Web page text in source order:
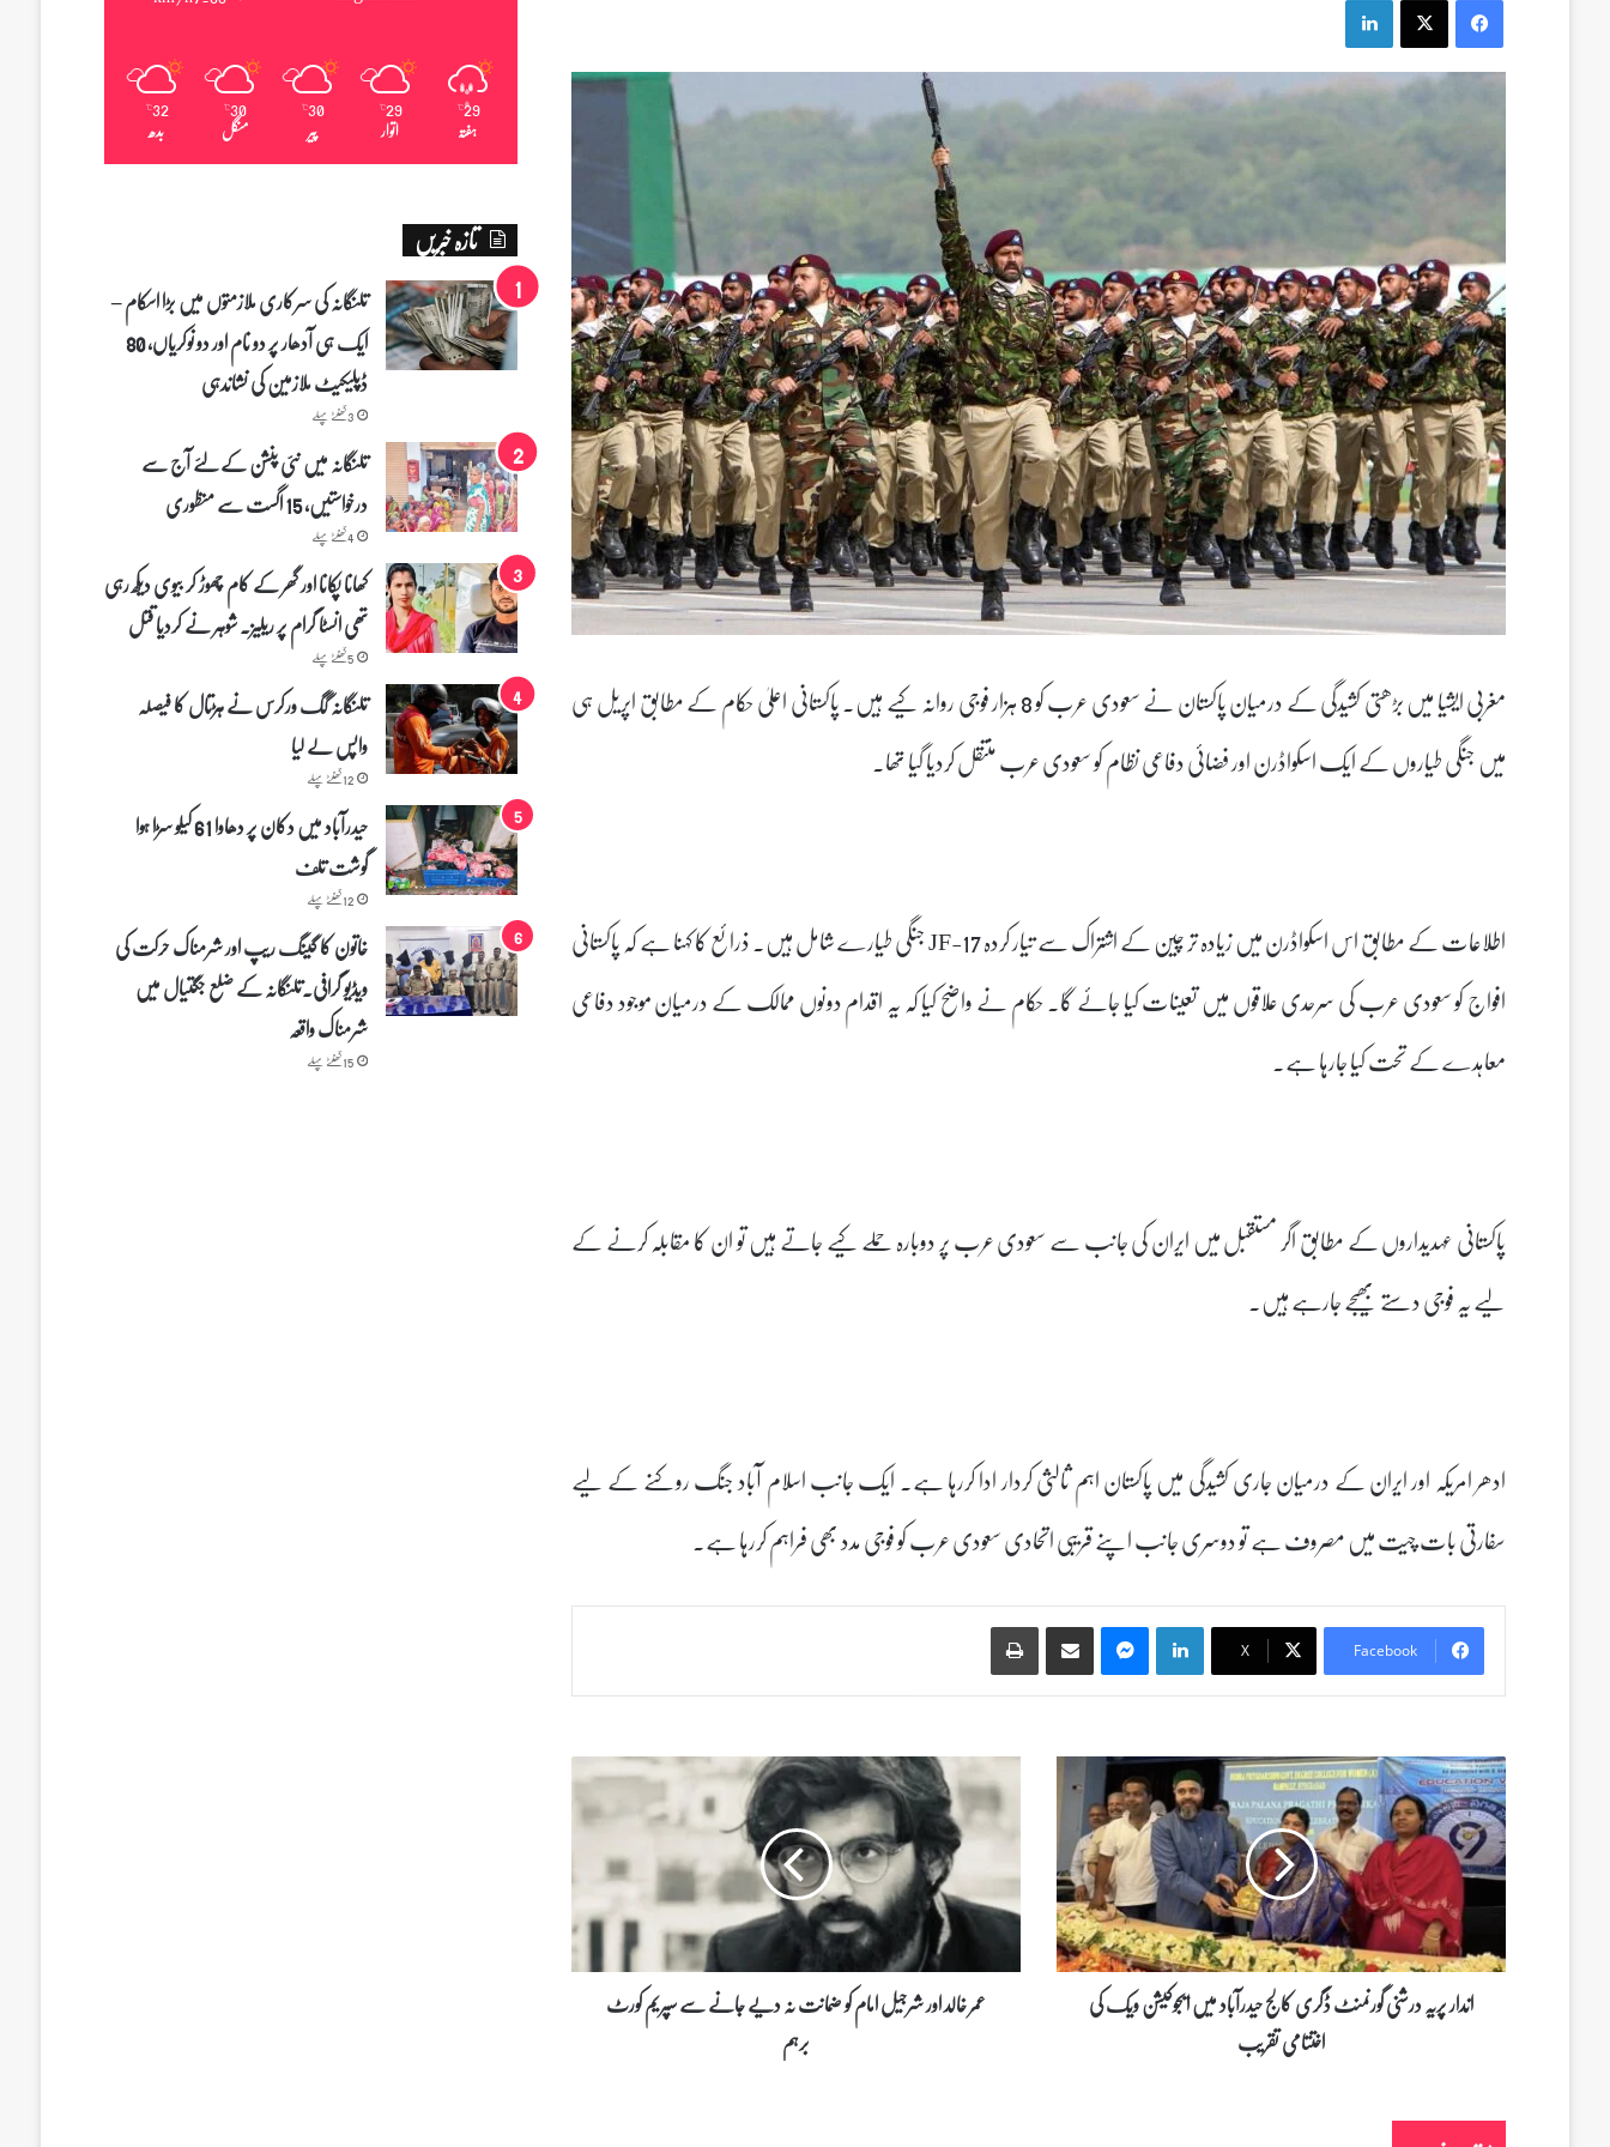
مغربی ایشیا میں بڑھتی کشیدگی کے درمیان پاکستان نے سعودی عرب کو 8 ہزار فوجی روانہ کیے ہیں۔ پاکستانی اعلیٰ حکام کے مطابق اپریل ہی
میں جنگی طیاروں کے ایک اسکواڈرن اور فضائی دفاعی نظام کو سعودی عرب منتقل کردیا گیا تھا۔
اطلاعات کے مطابق اس اسکواڈرن میں زیادہ تر چین کے اشتراک سے تیار کردہ JF-17 جنگی طیارے شامل ہیں۔ ذرائع کا کہنا ہے کہ پاکستانی
افواج کو سعودی عرب کی سرحدی علاقوں میں تعینات کیا جائے گا۔ حکام نے واضح کیا کہ یہ اقدام دونوں ممالک کے درمیان موجود دفاعی
معاہدے کے تحت کیا جارہا ہے۔
پاکستانی عہدیداروں کے مطابق اگر مستقبل میں ایران کی جانب سے سعودی عرب پر دوبارہ حملے کیے جاتے ہیں تو ان کا مقابلہ کرنے کے
لیے یہ فوجی دستے بھیجے جارہے ہیں۔
ادھر امریکہ اور ایران کے درمیان جاری کشیدگی میں پاکستان اہم ثالثی کردار ادا کررہا ہے۔ ایک جانب اسلام آباد جنگ روکنے کے لیے
سفارتی بات چیت میں مصروف ہے تو دوسری جانب اپنے قریبی اتحادی سعودی عرب کو فوجی مدد بھی فراہم کررہا ہے۔
Facebook
X
LinkedIn
Messenger
Share via Email
Print
ا
ن
د
ا
ر
پ
ر
ی
ہ
گ
اندار پریہ درشنی گورنمنٹ ڈگری کالج حیدرآباد میں ایجوکیشن ویک کی
اختتامی تقریب
ع
خ
ا
ل
د
و
عمر خالد اور شرجیل امام کو ضمانت نہ دیے جانے سے سپریم کورٹ
برہم
29
℃
ہفتہ
29
℃
اتوار
30
℃
پیر
30
℃
منگل
32
℃
بدھ
تازہ خبریں
تلنگانہ کی سرکاری ملازمتوں میں بڑا اسکام –
ایک ہی آدھار پر دو نام اور دو نوکریاں، 80
ڈپلیکیٹ ملازمین کی نشاندہی
3 گھنٹے پہلے
تلنگانہ میں نئی پنشن کے لئے آج سے
درخواستیں، 15 اگست سے منظوری
4 گھنٹے پہلے
کھانا پکانا اور گھر کے کام چھوڑ کر بیوی دیکھ رہی
تھی انسٹا گرام پر ریلیز۔ شوہر نے کردیا قتل
5 گھنٹے پہلے
تلنگانہ گگ ورکرس نے ہڑتال کا فیصلہ
واپس لے لیا
12 گھنٹے پہلے
حیدرآباد میں دکان پر دھاوا 61 کیلو سڑا ہوا
گوشت تلف
12 گھنٹے پہلے
خاتون کا گینگ ریپ اور شرمناک حرکت کی
ویڈیو گرافی۔تلنگانہ کے ضلع جگتیال میں
شرمناک واقعہ
15 گھنٹے پہلے